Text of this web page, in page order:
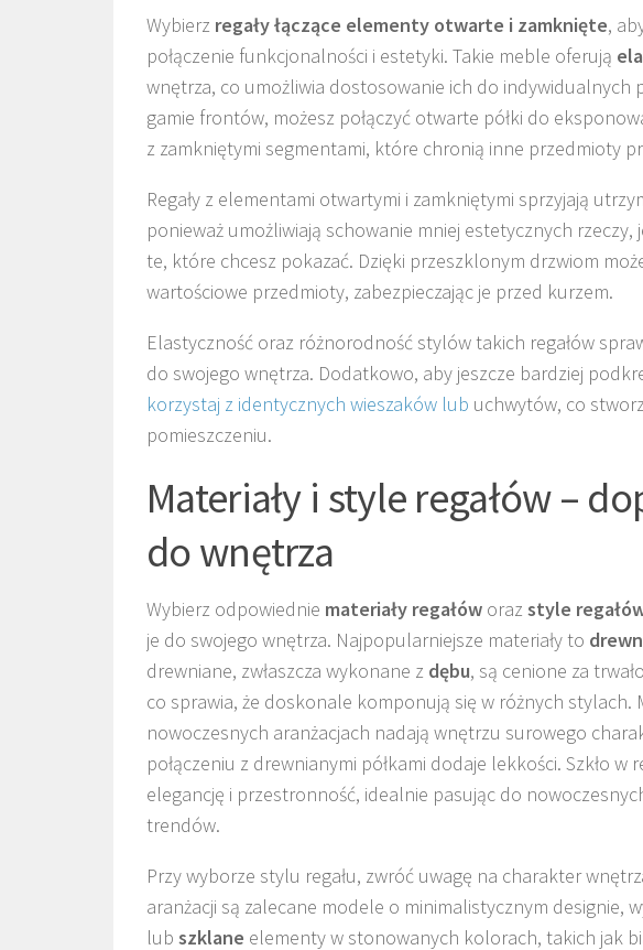
Wybierz regały łączące elementy otwarte i zamknięte,
połączenie funkcjonalności i estetyki. Takie meble oferują
wnętrza, co umożliwia dostosowanie ich do indywidualnych
gamie frontów, możesz połączyć otwarte półki do
z zamkniętymi segmentami, które chronią inne przedmioty
Regały z elementami otwartymi i zamkniętymi sprzyjają
ponieważ umożliwiają schowanie mniej estetycznych
te, które chcesz pokazać. Dzięki przeszklonym drzwiom
wartościowe przedmioty, zabezpieczając je przed kurzem.
Elastyczność oraz różnorodność stylów takich regałów
do swojego wnętrza. Dodatkowo, aby jeszcze bardziej
korzystaj z identycznych wieszaków lub uchwytów, co
pomieszczeniu.
Materiały i style regałów –
do wnętrza
Wybierz odpowiednie materiały regałów oraz style
je do swojego wnętrza. Najpopularniejsze materiały to
drewniane, zwłaszcza wykonane z dębu, są cenione za
co sprawia, że doskonale komponują się w różnych stylach.
nowoczesnych aranżacjach nadają wnętrzu surowego
połączeniu z drewnianymi półkami dodaje lekkości. Szkło w
elegancję i przestronność, idealnie pasując do
trendów.
Przy wyborze stylu regału, zwróć uwagę na charakter
aranżacji są zalecane modele o minimalistycznym designie,
lub szklane elementy w stonowanych kolorach, takich jak